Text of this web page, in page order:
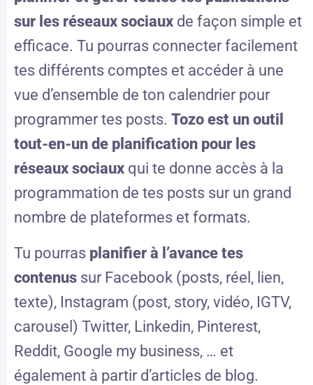
sur les réseaux sociaux de façon simple et
efficace. Tu pourras connecter facilement
tes différents comptes et accéder à une
vue d’ensemble de ton calendrier pour
programmer tes posts. Tozo est un outil
tout-en-un de planification pour les
réseaux sociaux qui te donne accès à la
programmation de tes posts sur un grand
nombre de plateformes et formats.
Tu pourras planifier à l’avance tes
contenus sur Facebook (posts, réel, lien,
texte), Instagram (post, story, vidéo, IGTV,
carousel) Twitter, Linkedin, Pinterest,
Reddit, Google my business, … et
également à partir d’articles de blog.